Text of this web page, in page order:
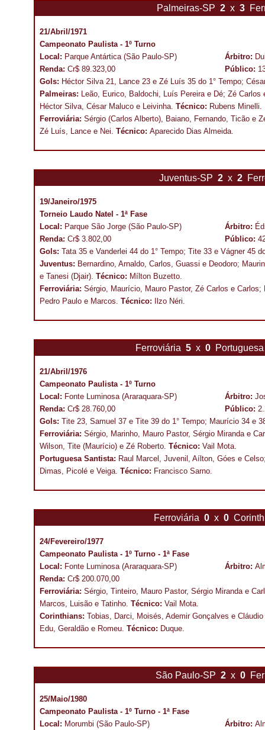
Palmeiras-SP 2 x 3
21/Abril/1971
Campeonato Paulista - 1º Turno
Local: Parque Antártica (São Paulo-SP) Árbitro:
Renda: Cr$ 89.323,00 Público:
Gols: Héctor Silva 21, Lance 23 e Zé Luís 35 do 1° Tempo;
Palmeiras: Leão, Eurico, Baldochi, Luís Pereira e Dé; Zé
Héctor Silva, César Maluco e Leivinha. Técnico: Rubens Minelli.
Ferroviária: Sérgio (Carlos Alberto), Baiano, Fernando, Ticão e
Zé Luís, Lance e Nei. Técnico: Aparecido Dias Almeida.
Juventus-SP 2 x 2
19/Janeiro/1975
Torneio Laudo Natel - 1ª Fase
Local: Parque São Jorge (São Paulo-SP) Árbitro:
Renda: Cr$ 3.802,00 Público:
Gols: Tata 35 e Vanderlei 44 do 1° Tempo; Tite 33 e Vágner 45
Juventus: Bernardino, Arnaldo, Carlos, Guassi e Deodoro;
e Tanesi (Djair). Técnico: Mílton Buzetto.
Ferroviária: Sérgio, Maurício, Mauro Pastor, Zé Carlos e
Pedro Paulo e Marcos. Técnico: Ilzo Néri.
Ferroviária 5 x 0
21/Abril/1976
Campeonato Paulista - 1º Turno
Local: Fonte Luminosa (Araraquara-SP) Árbitro:
Renda: Cr$ 28.760,00 Público:
Gols: Tite 23, Samuel 37 e Tite 39 do 1° Tempo; Maurício 34 e
Ferroviária: Sérgio, Marinho, Mauro Pastor, Sérgio Miranda e
Wilson, Tite (Maurício) e Zé Roberto. Técnico: Vail Mota.
Portuguesa Santista: Raul Marcel, Juvenil, Aílton, Góes e
Dimas, Picolé e Veiga. Técnico: Francisco Sarno.
Ferroviária 0 x 0
24/Fevereiro/1977
Campeonato Paulista - 1º Turno - 1ª Fase
Local: Fonte Luminosa (Araraquara-SP) Árbitro:
Renda: Cr$ 200.070,00
Ferroviária: Sérgio, Tinteiro, Mauro Pastor, Sérgio Miranda e
Marcos, Luisão e Tatinho. Técnico: Vail Mota.
Corinthians: Tobias, Darci, Moisés, Ademir Gonçalves e
Edu, Geraldão e Romeu. Técnico: Duque.
São Paulo-SP 2 x 0
25/Maio/1980
Campeonato Paulista - 1º Turno - 1ª Fase
Local: Morumbi (São Paulo-SP) Árbitro: